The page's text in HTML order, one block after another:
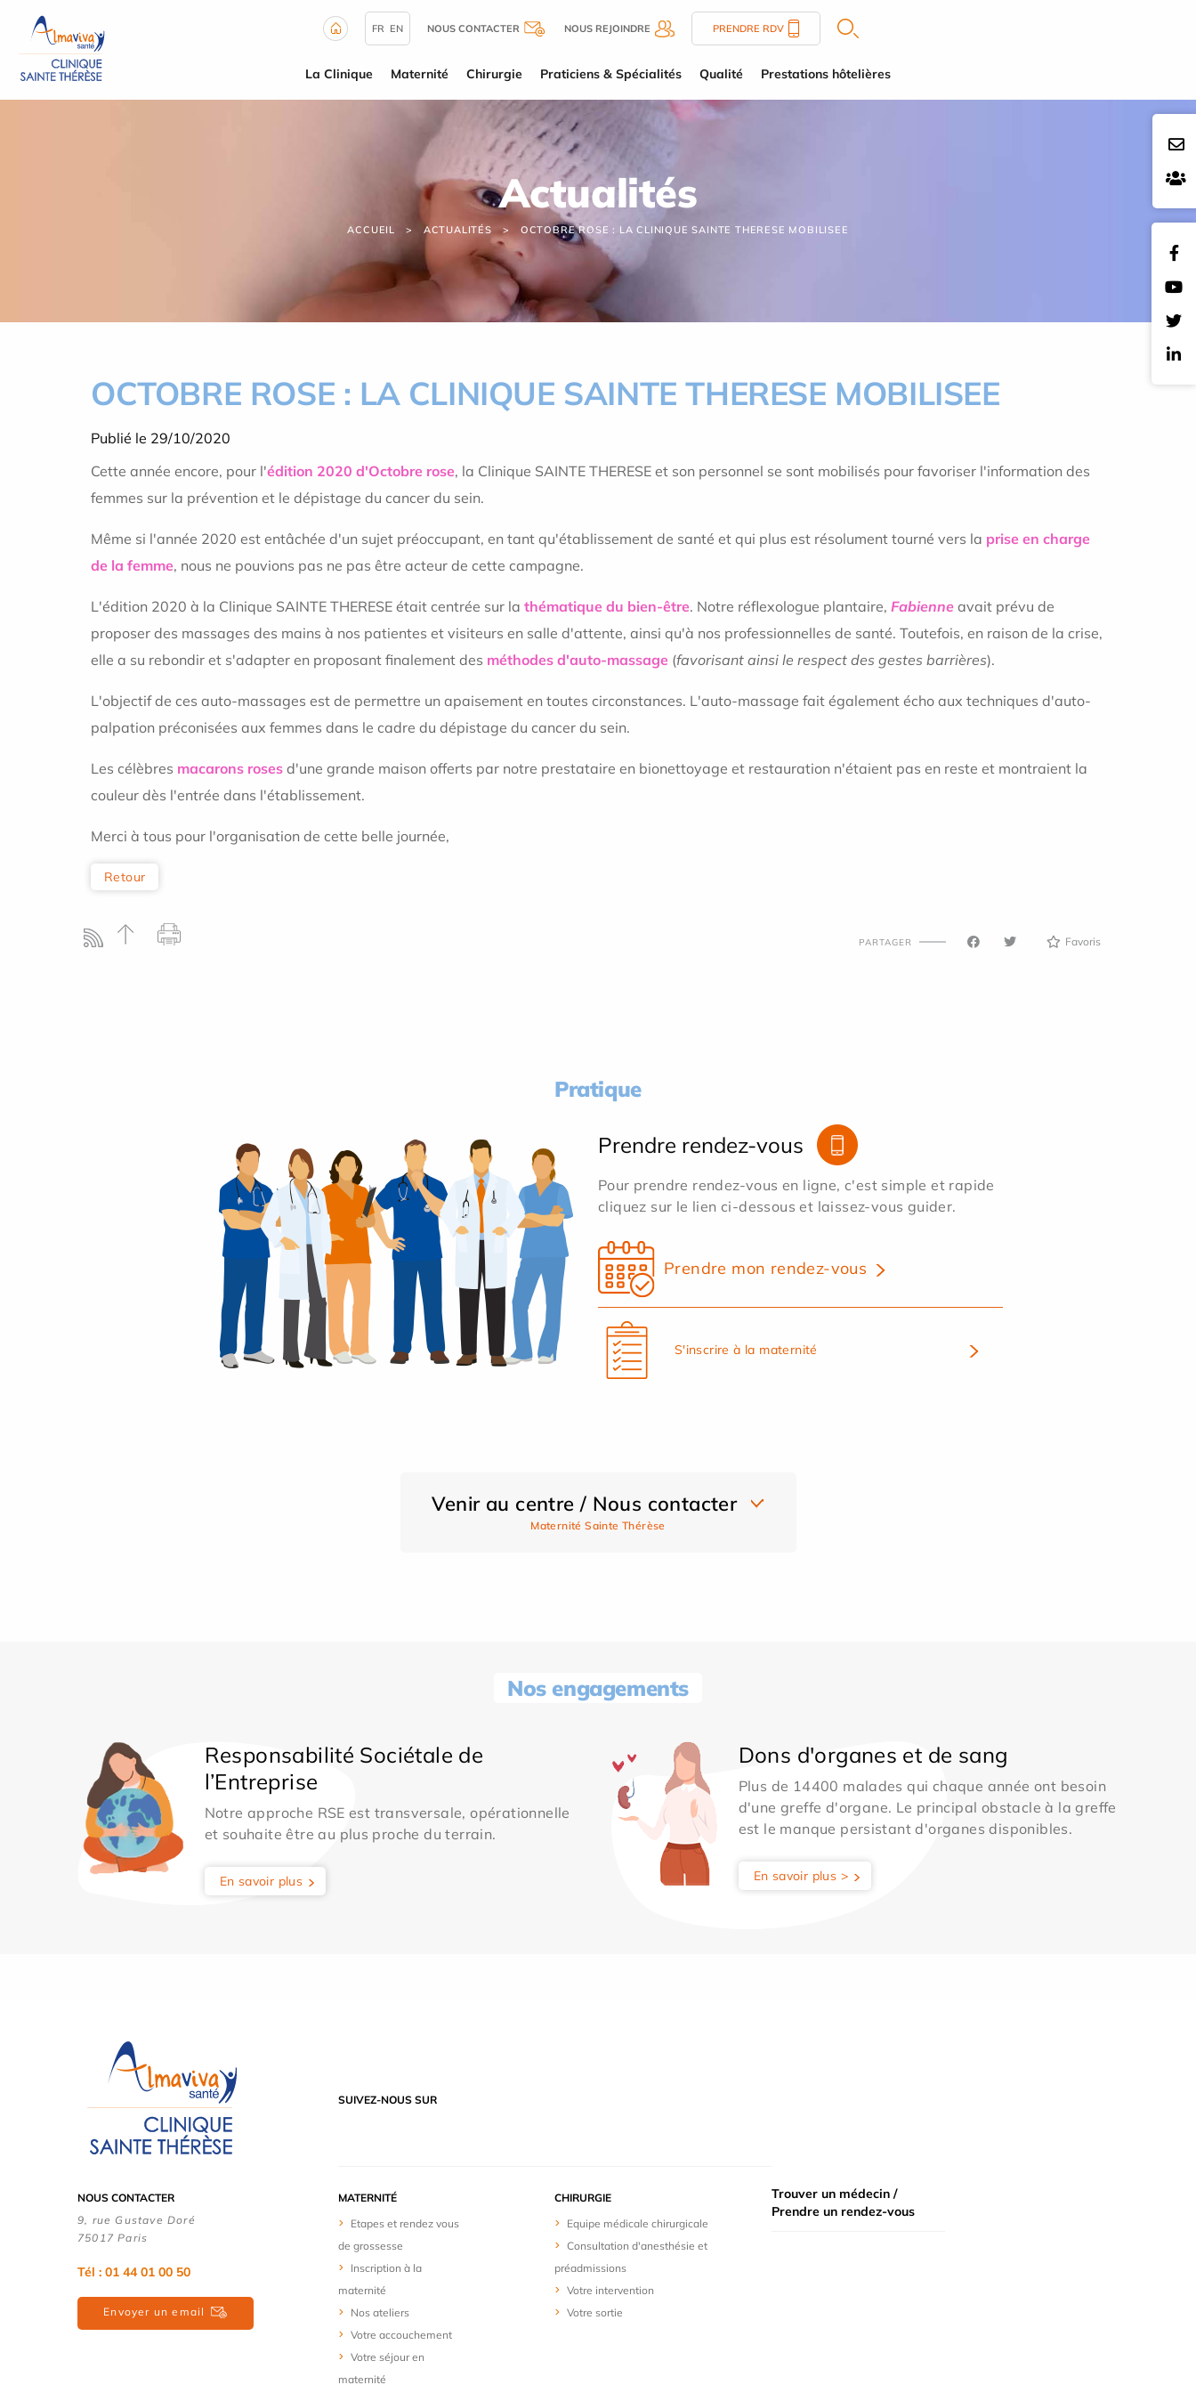
FR EN NOUS CONTACTER NOUS REJOINDRE PRENDRE RDV
La Clinique Maternité Chirurgie Praticiens & Spécialités Qualité Prestations hôtelières
Actualités
ACCUEIL ACTUALITÉS OCTOBRE ROSE : LA CLINIQUE SAINTE THERESE MOBILISEE
OCTOBRE ROSE : LA CLINIQUE SAINTE THERESE MOBILISEE
Publié le 29/10/2020
Cette année encore, pour l'édition 2020 d'Octobre rose, la Clinique SAINTE THERESE et son personnel se sont mobilisés pour favoriser l'information des
femmes sur la prévention et le dépistage du cancer du sein.
Même si l'année 2020 est entâchée d'un sujet préoccupant, en tant qu'établissement de santé et qui plus est résolument tourné vers la prise en charge
de la femme, nous ne pouvions pas ne pas être acteur de cette campagne.
L'édition 2020 à la Clinique SAINTE THERESE était centrée sur la thématique du bien-être. Notre réflexologue plantaire, Fabienne avait prévu de
proposer des massages des mains à nos patientes et visiteurs en salle d'attente, ainsi qu'à nos professionnelles de santé. Toutefois, en raison de la crise,
elle a su rebondir et s'adapter en proposant finalement des méthodes d'auto-massage (favorisant ainsi le respect des gestes barrières).
L'objectif de ces auto-massages est de permettre un apaisement en toutes circonstances. L'auto-massage fait également écho aux techniques d'auto-
palpation préconisées aux femmes dans le cadre du dépistage du cancer du sein.
Les célèbres macarons roses d'une grande maison offerts par notre prestataire en bionettoyage et restauration n'étaient pas en reste et montraient la
couleur dès l'entrée dans l'établissement.
Merci à tous pour l'organisation de cette belle journée,
Retour
PARTAGER Favoris
Pratique
Prendre rendez-vous
Pour prendre rendez-vous en ligne, c'est simple et rapide
cliquez sur le lien ci-dessous et laissez-vous guider.
Prendre mon rendez-vous
S'inscrire à la maternité
Venir au centre / Nous contacter
Maternité Sainte Thérèse
Nos engagements
Responsabilité Sociétale de
l’Entreprise
Notre approche RSE est transversale, opérationnelle
et souhaite être au plus proche du terrain.
En savoir plus
Dons d'organes et de sang
Plus de 14400 malades qui chaque année ont besoin
d'une greffe d'organe. Le principal obstacle à la greffe
est le manque persistant d'organes disponibles.
En savoir plus >
SUIVEZ-NOUS SUR
NOUS CONTACTER
9, rue Gustave Doré
75017 Paris
Tél : 01 44 01 00 50
Envoyer un email
MATERNITÉ
Etapes et rendez vous
de grossesse
Inscription à la
maternité
Nos ateliers
Votre accouchement
Votre séjour en
maternité
CHIRURGIE
Equipe médicale chirurgicale
Consultation d'anesthésie et
préadmissions
Votre intervention
Votre sortie
Trouver un médecin /
Prendre un rendez-vous
Panneau de gestion des cookies